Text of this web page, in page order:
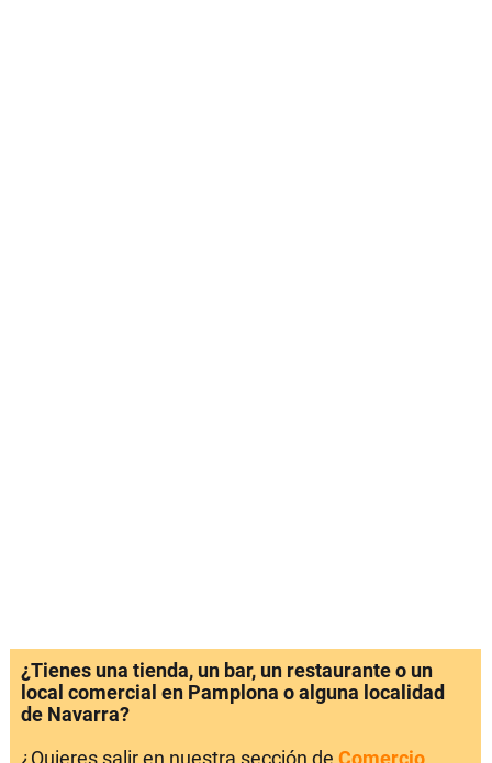
¿Tienes una tienda, un bar, un restaurante o un
local comercial en Pamplona o alguna localidad
de Navarra?
¿Quieres salir en nuestra sección de Comercio